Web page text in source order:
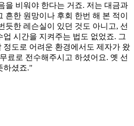
을 비워야 한다는 거죠. 저는 대금과
흔한 원망이나 후회 한번 해 본 적이
듯한 레슨실이 있던 것도 아니고, 선
업 시간을 지켜주는 법도 없었죠. 그
정도로 어려운 환경에서도 제자가 왔
료로 전수해주시고 하셨어요. 옛 선
하셨죠."